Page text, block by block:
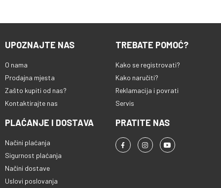
UPOZNAJTE NAS
O nama
Prodajna mjesta
Zašto kupiti od nas?
Kontaktirajte nas
TREBATE POMOĆ?
Kako se registrovati?
Kako naručiti?
Reklamacija i povrati
Servis
PLAĆANJE I DOSTAVA
Načini plaćanja
Sigurnost plaćanja
Načini dostave
Uslovi poslovanja
PRATITE NAS